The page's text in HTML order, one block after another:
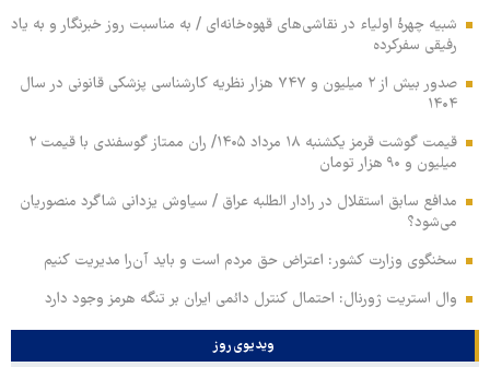
شبیه چهرۀ اولیاء در نقاشی‌های قهوه‌خانه‌ای / به مناسبت روز خبرنگار و به یاد
رفیقی سفرکرده
صدور بیش از ۲ میلیون و ۷۴۷ هزار نظریه کارشناسی پزشکی قانونی در سال
۱۴۰۴
قیمت گوشت قرمز یکشنبه ۱۸ مرداد ۱۴۰۵/ ران ممتاز گوسفندی با قیمت ۲
میلیون و ۹۰ هزار تومان
مدافع سابق استقلال در رادار الطلبه عراق / سیاوش یزدانی شاگرد منصوریان
می‌شود؟
سخنگوی وزارت کشور: اعتراض حق مردم است و باید آن‌را مدیریت کنیم
وال استریت ژورنال: احتمال کنترل دائمی ایران بر تنگه هرمز وجود دارد
ویدیوی روز